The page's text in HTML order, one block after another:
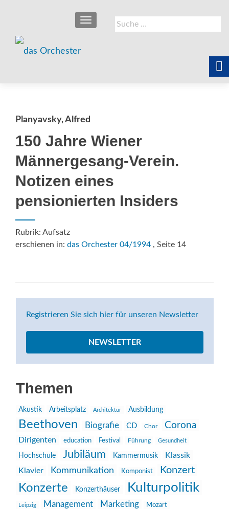
Suche
nach:
SCHALTE NAVIGATION
Planyavsky, Alfred
150 Jahre Wiener
Männergesang-Verein.
Notizen eines
pensionierten Insiders
Rubrik: Aufsatz
erschienen in: das Orchester 04/1994 , Seite 14
Registrieren Sie sich hier für unseren Newsletter
NEWSLETTER
Themen
Akustik Arbeitsplatz Architektur Ausbildung
Beethoven Biografie CD Chor Corona
Dirigenten education Festival Führung Gesundheit
Hochschule Jubiläum Kammermusik
Klassik
Klavier
Kommunikation Komponist Konzert
Konzerte Konzerthäuser Kulturpolitik
Leipzig Management Marketing Mozart